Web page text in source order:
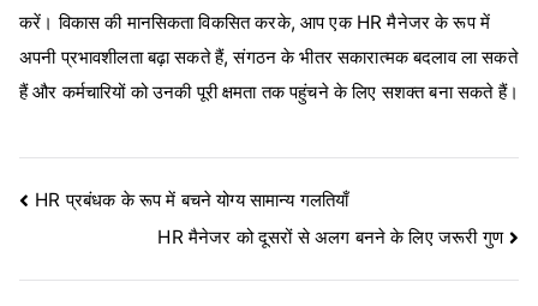
करें। विकास की मानसिकता विकसित करके, आप एक HR मैनेजर के रूप में
अपनी प्रभावशीलता बढ़ा सकते हैं, संगठन के भीतर सकारात्मक बदलाव ला सकते
हैं और कर्मचारियों को उनकी पूरी क्षमता तक पहुंचने के लिए सशक्त बना सकते हैं।
Post
navigation
HR प्रबंधक के रूप में बचने योग्य सामान्य गलतियाँ
HR मैनेजर को दूसरों से अलग बनने के लिए जरूरी गुण